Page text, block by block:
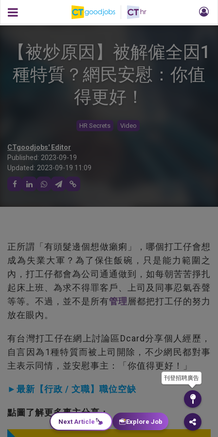
【被炒原因】被解僱全因1
種特質？網民安慰：你值
得更好！
HR Secrets Video
CTgoodjobs' Editor
Published: 2023-09-19
Updated: 2023-09-19 11:09
正所謂「有頭髮邊個想做癩痢」，哪個打工仔會想
成為失業大軍？為了保住飯碗，只是能力範圍之
內，打工仔都會為公司通通做到，如每朝苦苦掙扎
起床上班、為求不得罪客戶、上司及同事忍氣吞聲
等等。不過，並不是所有管理層都把打工仔的努力
放在眼內。
有台灣打工仔在網上討論區Dcard分享個人經歷，
自言因為1種特質而被上司開除，不少網民都對事
主表示同情，並安慰事主：「你值得更好！」
►最新【行政 / 文職】職位空缺
點圖了解更多事主分享：
刊登招聘廣告
Next Article Explore Job